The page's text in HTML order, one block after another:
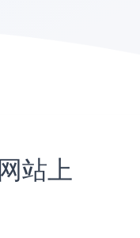
站上